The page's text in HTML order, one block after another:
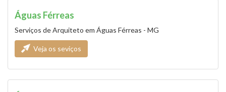
Águas Férreas
Serviços de Arquiteto em Águas Férreas - MG
Veja os seviços